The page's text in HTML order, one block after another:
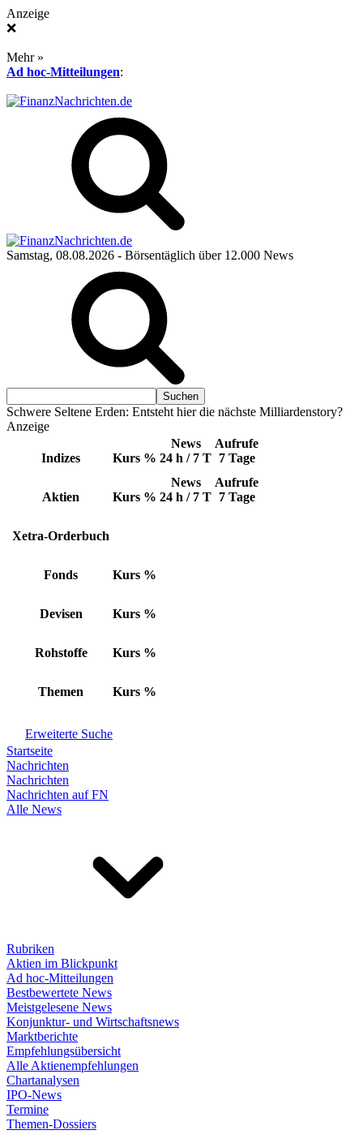
Anzeige
❌
Mehr »
Ad hoc-Mitteilungen:
Samstag, 08.08.2026 - Börsentäglich über 12.000 News
Schwere Seltene Erden: Entsteht hier die nächste Milliardenstory?
Anzeige
Indizes Kurs %
News
24 h / 7 T
Aufrufe
7 Tage
Aktien Kurs %
News
24 h / 7 T
Aufrufe
7 Tage
Xetra-Orderbuch
Fonds Kurs %
Devisen Kurs %
Rohstoffe Kurs %
Themen Kurs %
Erweiterte Suche
Startseite
Nachrichten
Nachrichten
Nachrichten auf FN
Alle News
Rubriken
Aktien im Blickpunkt
Ad hoc-Mitteilungen
Bestbewertete News
Meistgelesene News
Konjunktur- und Wirtschaftsnews
Marktberichte
Empfehlungsübersicht
Alle Aktienempfehlungen
Chartanalysen
IPO-News
Termine
Themen-Dossiers